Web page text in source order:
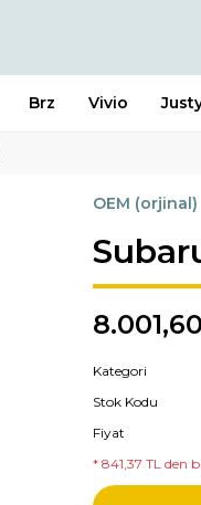
Brz Vivio
OEM (orjinal)
Kategori
Stok Kodu
Fiyat
* 841,37 TL den